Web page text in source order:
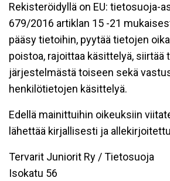
Rekisteröidyllä on EU: tietosuoja-
679/2016 artiklan 15 -21
pääsy tietoihin, pyytää tietojen
poistoa, rajoittaa käsittelyä, siirtää
järjestelmästä toiseen sekä
henkilötietojen käsittelyä.
Edellä mainittuihin oikeuksiin
lähettää kirjallisesti ja
Tervarit Juniorit Ry / Tietosuoja
Isokatu 56